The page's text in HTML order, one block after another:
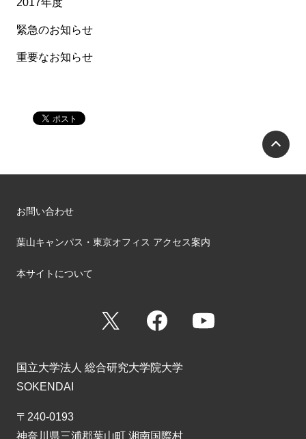
2017年度
緊急のお知らせ
重要なお知らせ
お問い合わせ
葉山キャンパス・東京オフィス アクセス案内
本サイトについて
Facebook
国立大学法人 総合研究大学院大学
SOKENDAI
〒240-0193
神奈川県三浦郡葉山町 湘南国際村